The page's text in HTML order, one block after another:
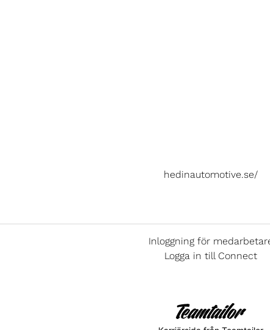
hedinautomotive.se/
Inloggning för
Logga in till Connect